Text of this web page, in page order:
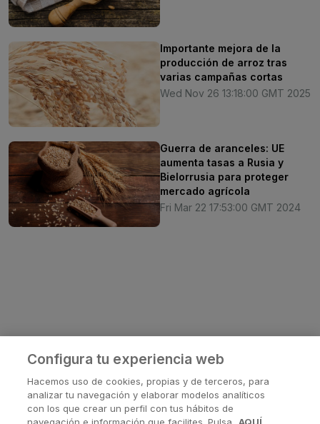
Importante mejora de la
producción de arroz tras
varias campañas cortas
Wed Nov 26 13:18:00 GMT 2025
Guerra de aranceles: UE
aumenta tasas a Rusia y
Bielorrusia para proteger
mercado agrícola
Fri Mar 22 17:53:00 GMT 2024
Configura tu experiencia web
Hacemos uso de cookies, propias y de terceros, para
analizar tu navegación y elaborar modelos analíticos
con los que crear un perfil con tus hábitos de